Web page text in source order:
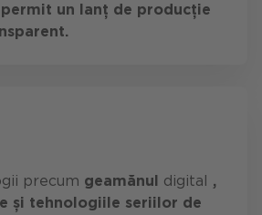
un lanț de producție
precum geamănul digital ,
și tehnologiile seriilor de